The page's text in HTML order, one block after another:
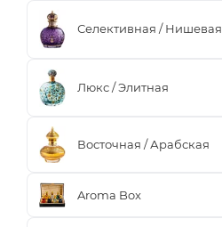
Селективная / Нишевая
Люкс / Элитная
Восточная / Арабская
Aroma Box